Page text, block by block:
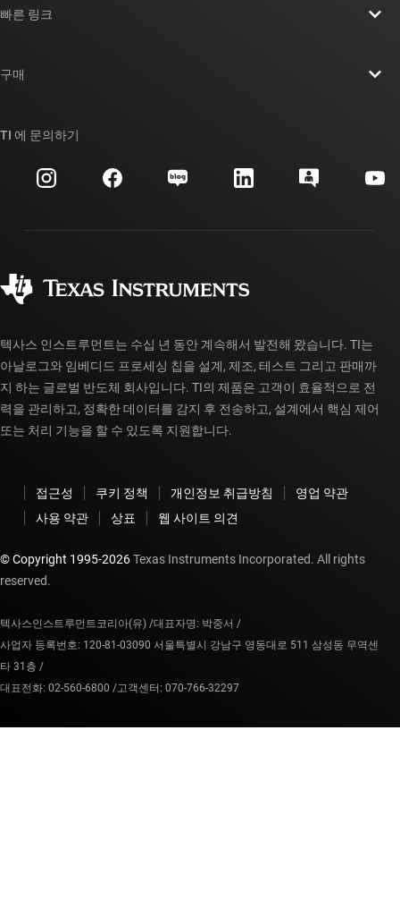
투자 관계
제조
빠른 링크
대체품 검색
고객 지원 센터
myTI 계정 FAQ
구매
주문 FAQ
TI 에 문의하기
텍사스 인스트루먼트는 수십 년 동안 계속해서 발전해 왔습니다. TI는
아날로그와 임베디드 프로세싱 칩을 설계, 제조, 테스트 그리고 판매까
지 하는 글로벌 반도체 회사입니다. TI의 제품은 고객이 효율적으로 전
력을 관리하고, 정확한 데이터를 감지 후 전송하고, 설계에서 핵심 제어
또는 처리 기능을 할 수 있도록 지원합니다.
접근성 쿠키 정책 개인정보 취급방침
영업 약관
사용 약관
상표 웹 사이트 의견
© Copyright 1995-2026Texas Instruments Incorporated. All rights
reserved.
텍사스인스트루먼트코리아(유) /대표자명: 박중서 /
사업자 등록번호: 120-81-03090 서울특별시 강남구 영동대로 511 삼성동 무역센
타 31층 /
대표전화: 02-560-6800 /고객센터: 070-766-32297